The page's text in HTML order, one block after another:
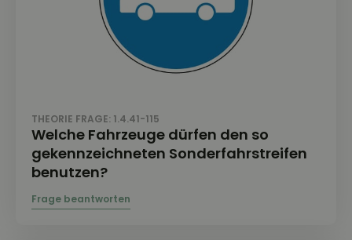
THEORIE FRAGE: 1.4.41-115
Welche Fahrzeuge dürfen den so
gekennzeichneten Sonderfahrstreifen
benutzen?